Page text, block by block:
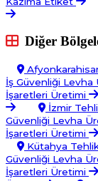
Diğer
İş Güvenliği Levha
İşaretleri Üretimi
İzmir
Güvenliği Levha
İşaretleri Üretimi
Kütahya
Güvenliği Levha
İşaretleri Üretimi